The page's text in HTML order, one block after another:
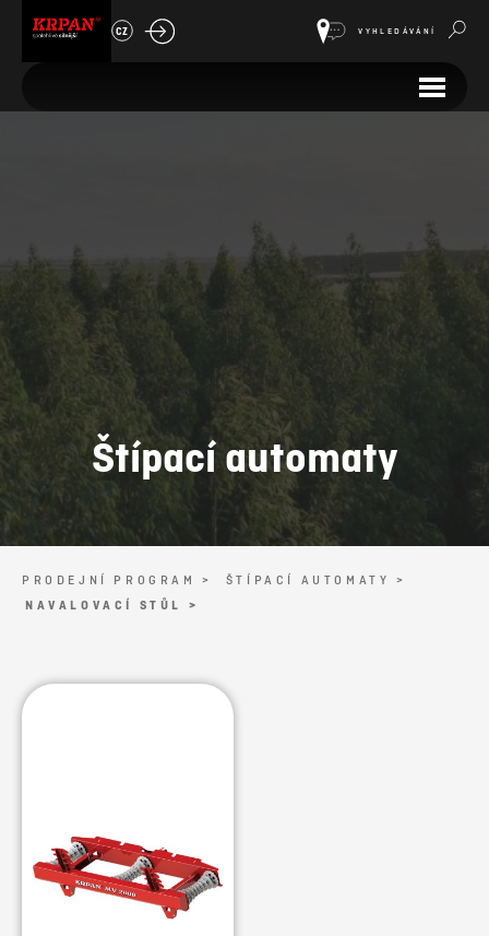
CZ VYHLEDÁVÁNÍ
Štípací automaty
PRODEJNÍ PROGRAM >
ŠTÍPACÍ AUTOMATY >
NAVALOVACÍ STŮL >